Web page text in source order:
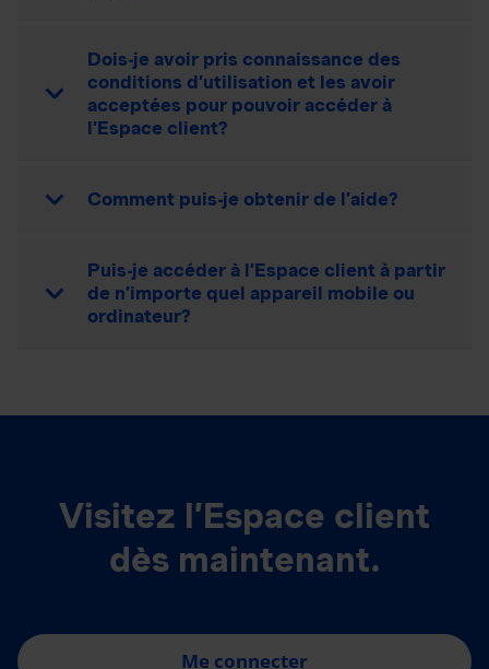
Dois-je avoir pris connaissance des
conditions d’utilisation et les avoir
acceptées pour pouvoir accéder à
l’Espace client?
Comment puis-je obtenir de l’aide?
Puis-je accéder à l’Espace client à partir
de n’importe quel appareil mobile ou
ordinateur?
Visitez l’Espace client
dès maintenant.
Me connecter